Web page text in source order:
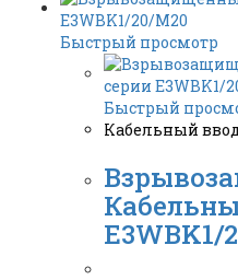
Быстрый просмотр
Быстрый
Кабельный
E3WBK1/